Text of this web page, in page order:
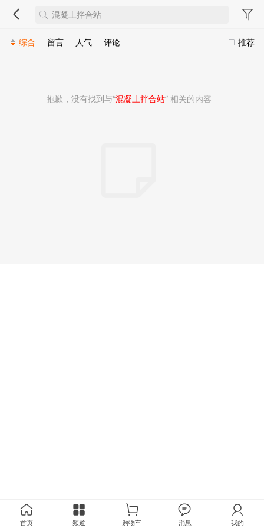
推荐
综合 留言 人气 评论
抱歉，没有找到与“混凝土拌合站” 相关的内容
首页 频道 购物车 消息 我的